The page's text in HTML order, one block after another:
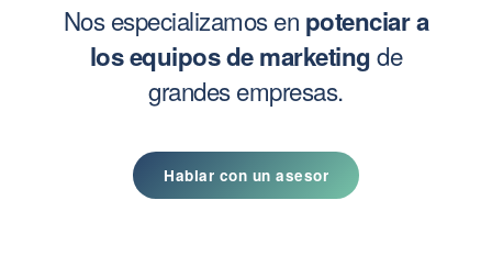
Nos especializamos en potenciar a
los equipos de marketingde
grandes empresas.
Hablar con un asesor